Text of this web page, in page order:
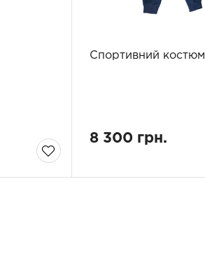
Спортивний костюм
8 300 грн.